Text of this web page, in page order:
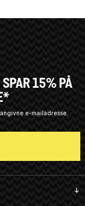
15% PÅ
e-mailadresse.